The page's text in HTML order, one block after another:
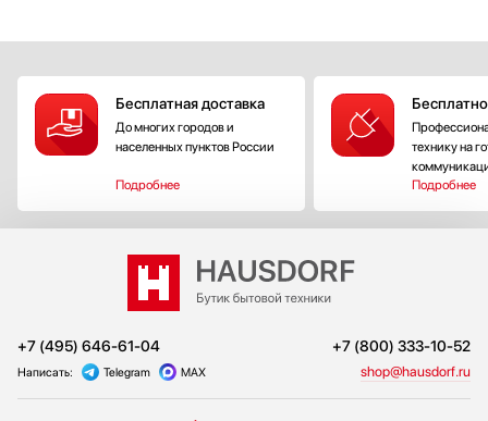
Бесплатная доставка
До многих городов и
населенных пунктов России
Подробнее
технику на
Подробнее
+7 (495) 646-61-04 +7 (800) 333-10-52
Написать: Telegram MAX shop@hausdorf.ru